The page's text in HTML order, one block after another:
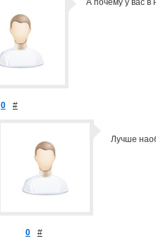
А почему у вас в
0 #
Лучше
0 #